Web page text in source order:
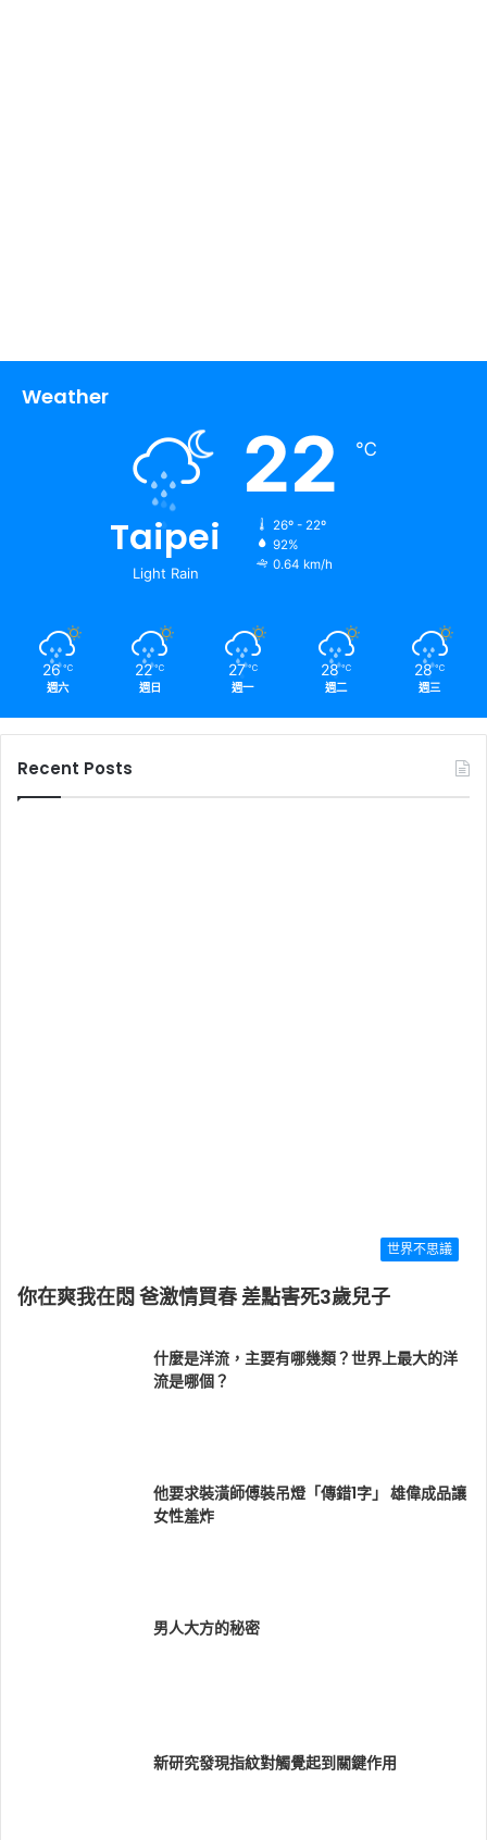
Weather
Taipei
Light Rain
22 ℃
26º - 22º
92%
0.64 km/h
26 ℃
週六
22 ℃
週日
27 ℃
週一
28 ℃
週二
28 ℃
週三
Recent Posts
世界不思議
你在爽我在悶 爸激情買春 差點害死3歲兒子
什麼是洋流，主要有哪幾類？世界上最大的洋
流是哪個？
他要求裝潢師傅裝吊燈「傳錯1字」 雄偉成品讓
女性羞炸
男人大方的秘密
新研究發現指紋對觸覺起到關鍵作用